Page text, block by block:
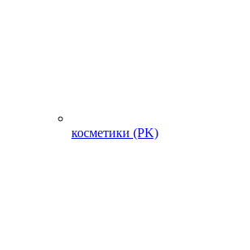
косметики (PK)